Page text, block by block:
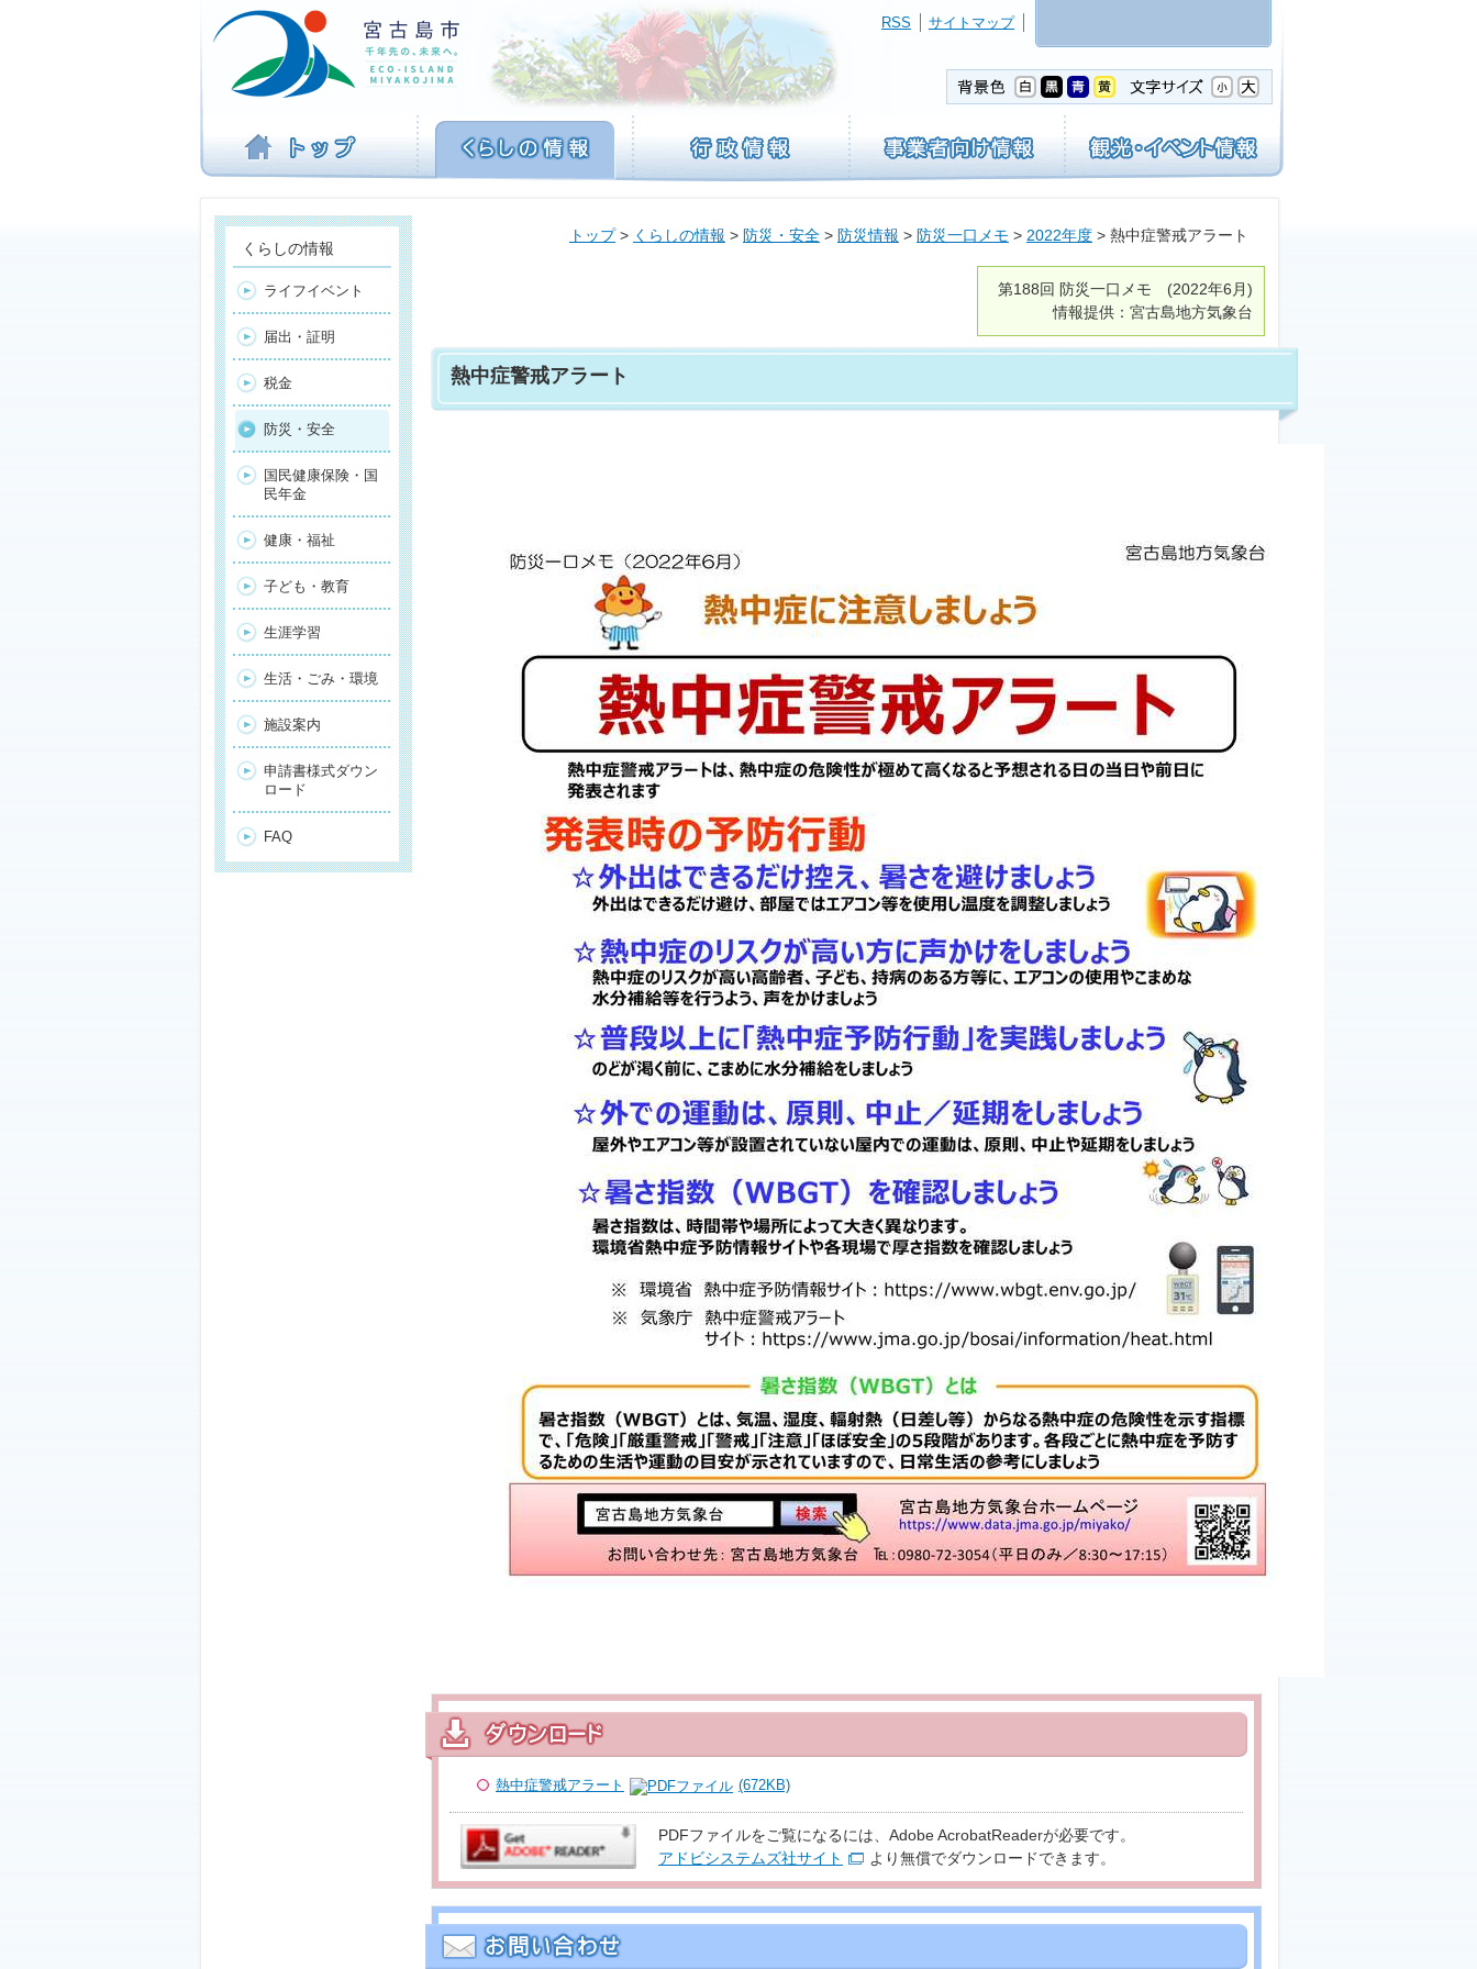
ビ
を
ば
す
サイトマップ
RSS
トップ> くらしの情報 > 防災・安全 > 防災情報 > 防災一口メモ > 2022年度 > 熱中症警戒アラート
第188回 防災一口メモ (2022年6月)
情報提供：宮古島地方気象台
熱中症警戒アラート
熱中症警戒アラート (672KB)
PDFファイルをご覧になるには、Adobe AcrobatReaderが必要です。
アドビシステムズ社サイト
より無償でダウンロードできます。
くらしの情報
ライフイベント
届出・証明
税金
防災・安全
国民健康保険・国
民年金
健康・福祉
子ども・教育
生涯学習
生活・ごみ・環境
施設案内
申請書様式ダウン
ロード
FAQ